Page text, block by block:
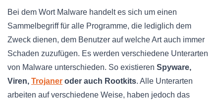
Bei dem Wort Malware handelt es sich um einen
Sammelbegriff für alle Programme, die lediglich dem
Zweck dienen, dem Benutzer auf welche Art auch immer
Schaden zuzufügen. Es werden verschiedene Unterarten
von Malware unterschieden. So existieren Spyware,
Viren, Trojaner oder auch Rootkits. Alle Unterarten
arbeiten auf verschiedene Weise, haben jedoch das